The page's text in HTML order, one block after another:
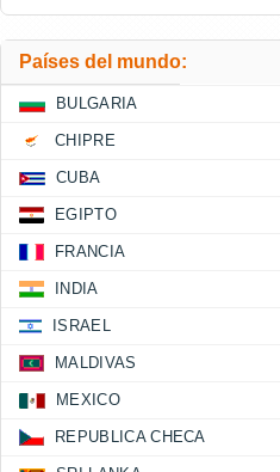
Países del mundo:
BULGARIA
CHIPRE
CUBA
EGIPTO
FRANCIA
INDIA
ISRAEL
MALDIVAS
MEXICO
REPUBLICA CHECA